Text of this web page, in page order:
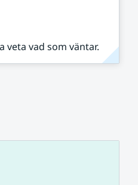
vad som väntar.